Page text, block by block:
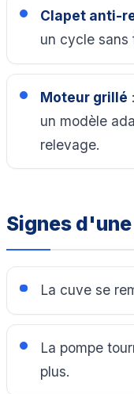
Clapet anti-
un cycle sans
Moteur grillé
un modèle
relevage.
Signes
La cuve se
La pompe
plus.